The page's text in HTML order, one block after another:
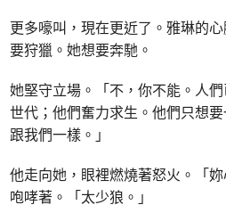
更多嚎叫，現在更近了。雅琳的
要狩獵。她想要奔馳。
她堅守立場。「不，你不能。人
世代；他們奮力求生。他們只想
跟我們一樣。」
他走向她，眼裡燃燒著怒火。「
咆哮著。「太少狼。」